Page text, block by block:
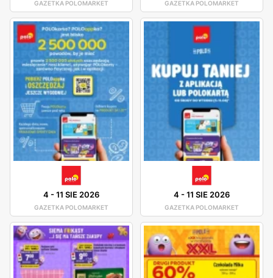
GAZETKA POLOMARKET GAZETKA POLOMARKET
4 -11 SIE 2026
GAZETKA POLOMARKET
4 -11 SIE 2026
GAZETKA POLOMARKET